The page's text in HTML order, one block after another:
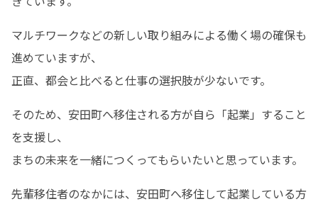
マルチワークなどの新しい取り組みによる働く場の確保も
進めていますが、
正直、都会と比べると仕事の選択肢が少ないです。
そのため、安田町へ移住される方が自ら「起業」すること
を支援し、
まちの未来を一緒につくってもらいたいと思っています。
先輩移住者のなかには、安田町へ移住して起業している方